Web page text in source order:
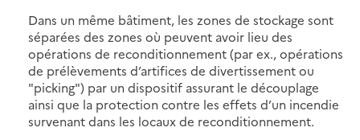
Dans un même bâtiment, les zones de stockage sont
séparées des zones où peuvent avoir lieu des
opérations de reconditionnement (par ex., opérations
de prélèvements d’artifices de divertissement ou
"picking") par un dispositif assurant le découplage
ainsi que la protection contre les effets d’un incendie
survenant dans les locaux de reconditionnement.